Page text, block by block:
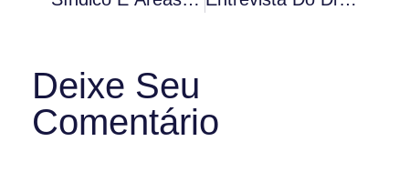
Deixe Seu
Comentário